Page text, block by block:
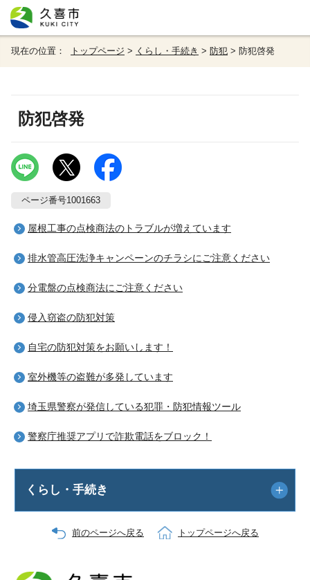
現在の位置： トップページ > くらし・手続き > 防犯 > 防犯啓発
防犯啓発
ページ番号1001663
屋根工事の点検商法のトラブルが増えています
排水管高圧洗浄キャンペーンのチラシにご注意ください
分電盤の点検商法にご注意ください
侵入窃盗の防犯対策
自宅の防犯対策をお願いします！
室外機等の盗難が多発しています
埼玉県警察が発信している犯罪・防犯情報ツール
警察庁推奨アプリで詐欺電話をブロック！
くらし・手続き
前のページへ戻る トップページへ戻る